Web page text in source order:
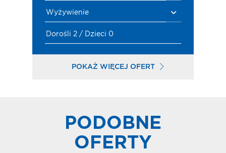
Wyżywienie
Dorośli 2 / Dzieci 0
POKAŻ WIĘCEJ OFERT
PODOBNE
OFERTY